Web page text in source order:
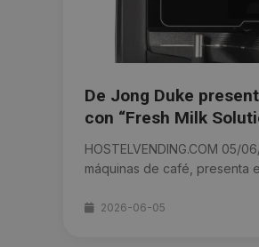
De Jong Duke
con “Fresh Milk
HOSTELVENDING.COM
máquinas de café, presenta
2026-06-05